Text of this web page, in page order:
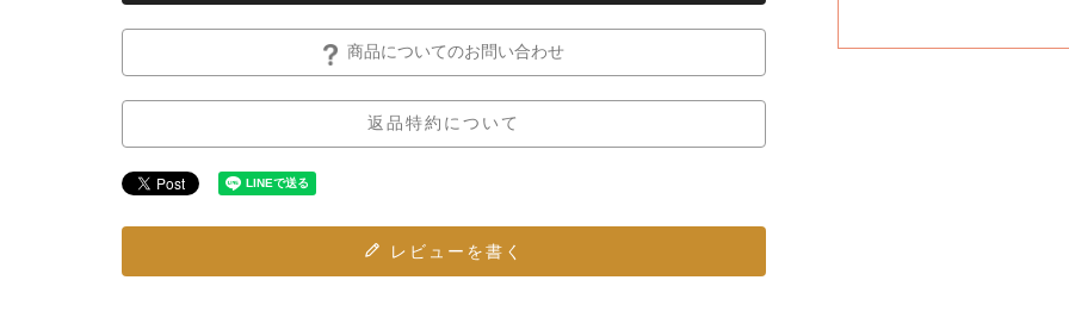
商品についてのお問い合わせ
返品特約について
レビューを書く